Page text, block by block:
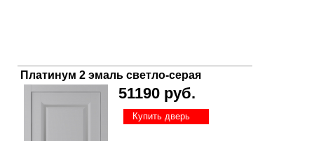
Платинум 2 эмаль светло-серая
51190 руб.
Купить дверь